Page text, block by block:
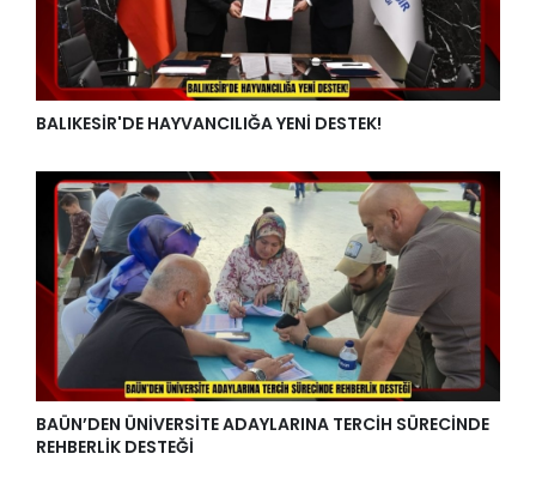
BALIKESİR'DE HAYVANCILIĞA YENİ DESTEK!
BAÜN’DEN ÜNİVERSİTE ADAYLARINA TERCİH SÜRECİNDE
REHBERLİK DESTEĞİ